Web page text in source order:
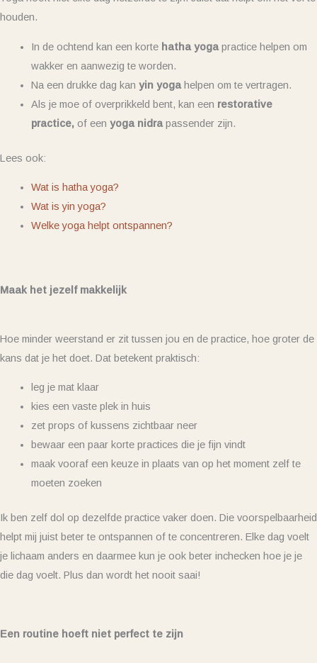
houden.
In de ochtend kan een korte hatha yogapractice helpen om
wakker en aanwezig te worden.
Na een drukke dag kan yin yogahelpen om te vertragen.
Als je moe of overprikkeld bent, kan een restorative
practice, of een yoga nidrapassender zijn.
Lees ook:
Wat is hatha yoga?
Wat is yin yoga?
Welke yoga helpt ontspannen?
Maak het jezelf makkelijk
Hoe minder weerstand er zit tussen jou en de practice, hoe groter de
kans dat je het doet. Dat betekent praktisch:
leg je mat klaar
kies een vaste plek in huis
zet props of kussens zichtbaar neer
bewaar een paar korte practices die je fijn vindt
maak vooraf een keuze in plaats van op het moment zelf te
moeten zoeken
Ik ben zelf dol op dezelfde practice vaker doen. Die voorspelbaarheid
helpt mij juist beter te ontspannen of te concentreren. Elke dag voelt
je lichaam anders en daarmee kun je ook beter inchecken hoe je je
die dag voelt. Plus dan wordt het nooit saai!
Een routine hoeft niet perfect te zijn